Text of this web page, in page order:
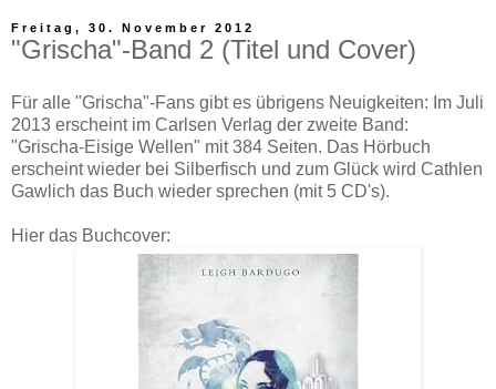
Freitag, 30. November 2012
"Grischa"-Band 2 (Titel und Cover)
Für alle "Grischa"-Fans gibt es übrigens Neuigkeiten: Im Juli
2013 erscheint im Carlsen Verlag der zweite Band:
"Grischa-Eisige Wellen" mit 384 Seiten. Das Hörbuch
erscheint wieder bei Silberfisch und zum Glück wird Cathlen
Gawlich das Buch wieder sprechen (mit 5 CD's).
Hier das Buchcover: